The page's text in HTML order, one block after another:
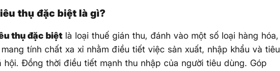
thụ đặc biệt là gì?
thụ đặc biệtlà loại thuế gián thu, đánh vào một số loại hàng hóa,
tính chất xa xỉ nhằm điều tiết việc sản xuất, nhập khẩu và tiêu
hội. Đồng thời điều tiết mạnh thu nhập của người tiêu dùng. Góp